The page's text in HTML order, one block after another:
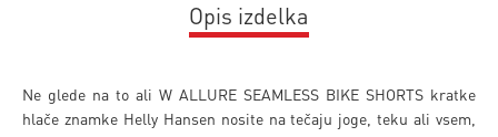
Opis izdelka
Ne glede na to ali W ALLURE SEAMLESS BIKE SHORTS kratke
hlače znamke Helly Hansen nosite na tečaju joge, teku ali vsem,